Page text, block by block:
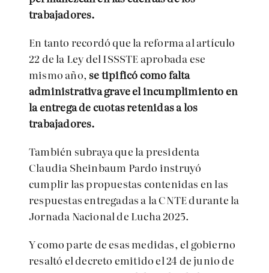
trabajadores.
En tanto recordó que la reforma al artículo
22 de la Ley del ISSSTE aprobada ese
mismo año,se tipificó como falta
administrativa grave el incumplimiento en
la entrega de cuotas retenidas a los
trabajadores.
También subraya que la presidenta
Claudia Sheinbaum Pardo instruyó
cumplir las propuestas contenidas en las
respuestas entregadas a la CNTE durante la
Jornada Nacional de Lucha 2025.
Y como parte de esas medidas, el gobierno
resaltó el decreto emitido el 24 de junio de